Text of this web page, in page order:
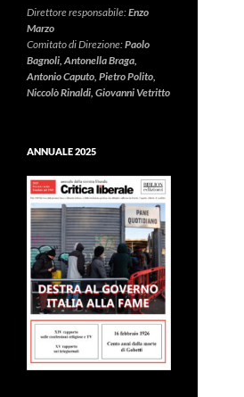
Direttore responsabile:Enzo
Marzo
Comitato di Direzione:Paolo
Bagnoli, Antonella Braga,
Antonio Caputo, Pietro Polito,
Niccolò Rinaldi, Giovanni Vetritto
ANNUALE 2025